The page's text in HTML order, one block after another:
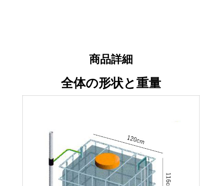
商品詳細
全体の形状と重量